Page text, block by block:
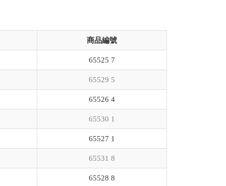
商品編號
65525 7
65529 5
65526 4
65530 1
65527 1
65531 8
65528 8